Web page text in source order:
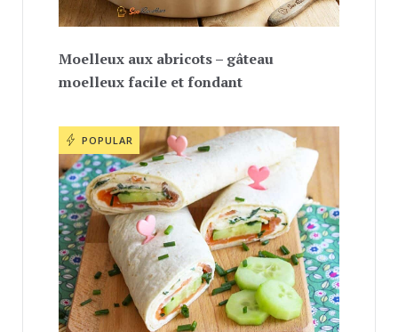
Moelleux aux abricots – gâteau
moelleux facile et fondant
POPULAR